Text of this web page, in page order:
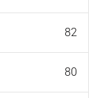
82
80